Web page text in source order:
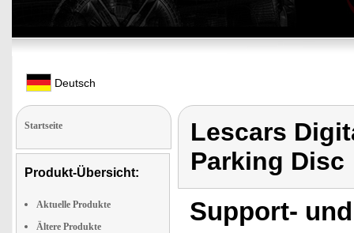
Deutsch
Startseite
Produkt-Übersicht:
Aktuelle Produkte
Ältere Produkte
Lescars
Parking Disc
Support-